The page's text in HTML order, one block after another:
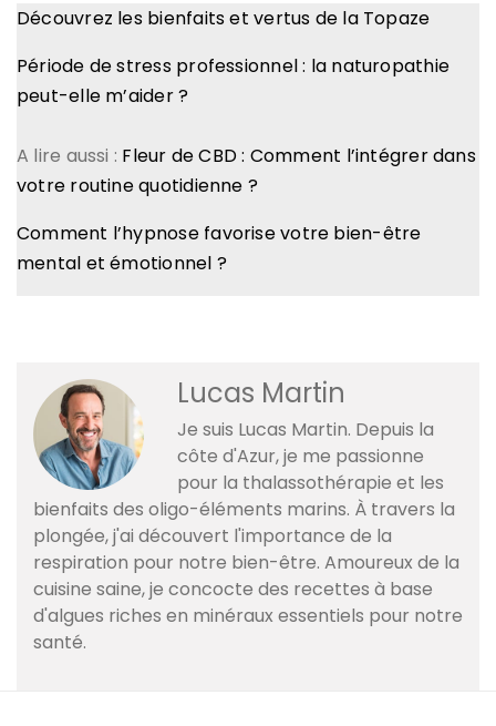
Découvrez les bienfaits et vertus de la Topaze
Période de stress professionnel : la naturopathie
peut-elle m’aider ?
A lire aussi : Fleur de CBD : Comment l’intégrer dans
votre routine quotidienne ?
Comment l’hypnose favorise votre bien-être
mental et émotionnel ?
Lucas Martin
Je suis Lucas Martin. Depuis la
côte d'Azur, je me passionne
pour la thalassothérapie et les
bienfaits des oligo-éléments marins. À travers la
plongée, j'ai découvert l'importance de la
respiration pour notre bien-être. Amoureux de la
cuisine saine, je concocte des recettes à base
d'algues riches en minéraux essentiels pour notre
santé.